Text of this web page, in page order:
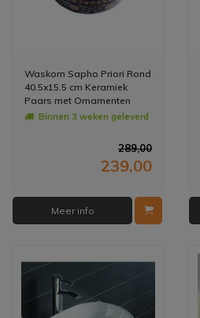
Waskom Sapho Priori Rond
40.5x15.5 cm Keramiek
Paars met Ornamenten
Binnen 3 weken geleverd
289,00
239,00
Meer info